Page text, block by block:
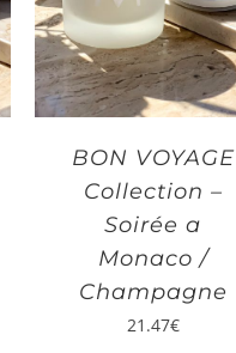
BON VOYAGE
Collection –
Soirée a
Monaco /
Champagne
21.47€